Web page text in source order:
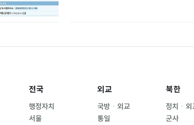
전국
행정자치
서울
외교
국방ㆍ외교
통일
북한
정치ㆍ외
군사